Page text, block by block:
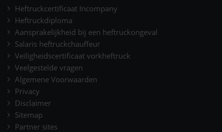
Heftruckcertificaat Incompany
Heftruckdiploma
Aansprakelijkheid bij een heftruckongeval
Salaris heftruckchauffeur
Veiligheidscertificaat vorkheftruck
Veelgestelde vragen
Algemene Voorwaarden
Privacy
Disclaimer
Sitemap
Partner sites